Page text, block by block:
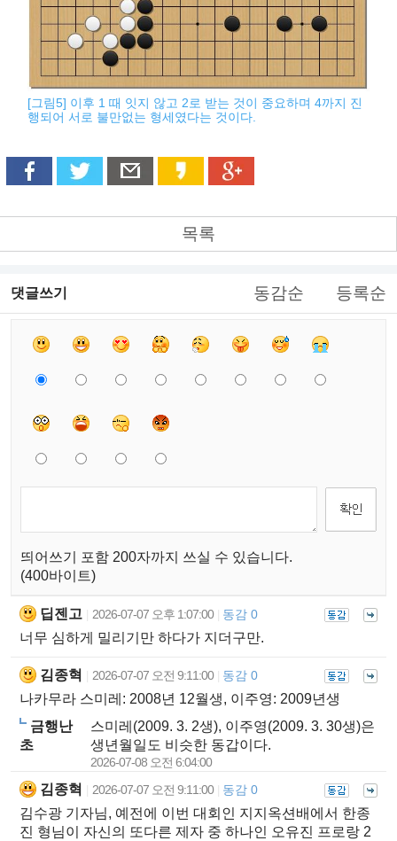
[그림5] 이후 1 때 잇지 않고 2로 받는 것이 중요하며 4까지 진
행되어 서로 불만없는 형세였다는 것이다.
목록
댓글쓰기 동감순 등록순
띄어쓰기 포함 200자까지 쓰실 수 있습니다.
(400바이트)
딥젠고 2026-07-07 오후 1:07:00 동감 0
너무 심하게 밀리기만 하다가 지더구만.
김종혁 2026-07-07 오전 9:11:00 동감 0
나카무라 스미레: 2008년 12월생, 이주영: 2009년생
금행난
초
스미레(2009. 3. 2생), 이주영(2009. 3. 30생)은
생년월일도 비슷한 동갑이다.
2026-07-08 오전 6:04:00
김종혁 2026-07-07 오전 9:11:00 동감 0
김수광 기자님, 예전에 이번 대회인 지지옥션배에서 한종
진 형님이 자신의 또다른 제자 중 하나인 오유진 프로랑 2